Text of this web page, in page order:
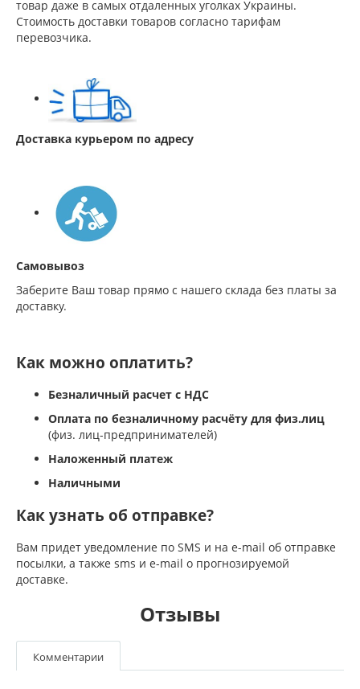
товар даже в самых отдаленных уголках Украины.
Стоимость доставки товаров согласно тарифам
перевозчика.
Доставка курьером по адресу
Самовывоз
Заберите Ваш товар прямо с нашего склада без платы за
доставку.
Как можно оплатить?
Безналичный расчет с НДС
Оплата по безналичному расчёту для физ.лиц
(физ. лиц-предпринимателей)
Наложенный платеж
Наличными
Как узнать об отправке?
Вам придет уведомление по SMS и на e-mail об отправке
посылки, а также sms и e-mail о прогнозируемой
доставке.
Отзывы
Комментарии